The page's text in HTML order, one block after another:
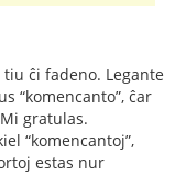
ĉi fadeno. Legante
“komencanto”, ĉar
gratulas.
“komencantoj”,
estas nur